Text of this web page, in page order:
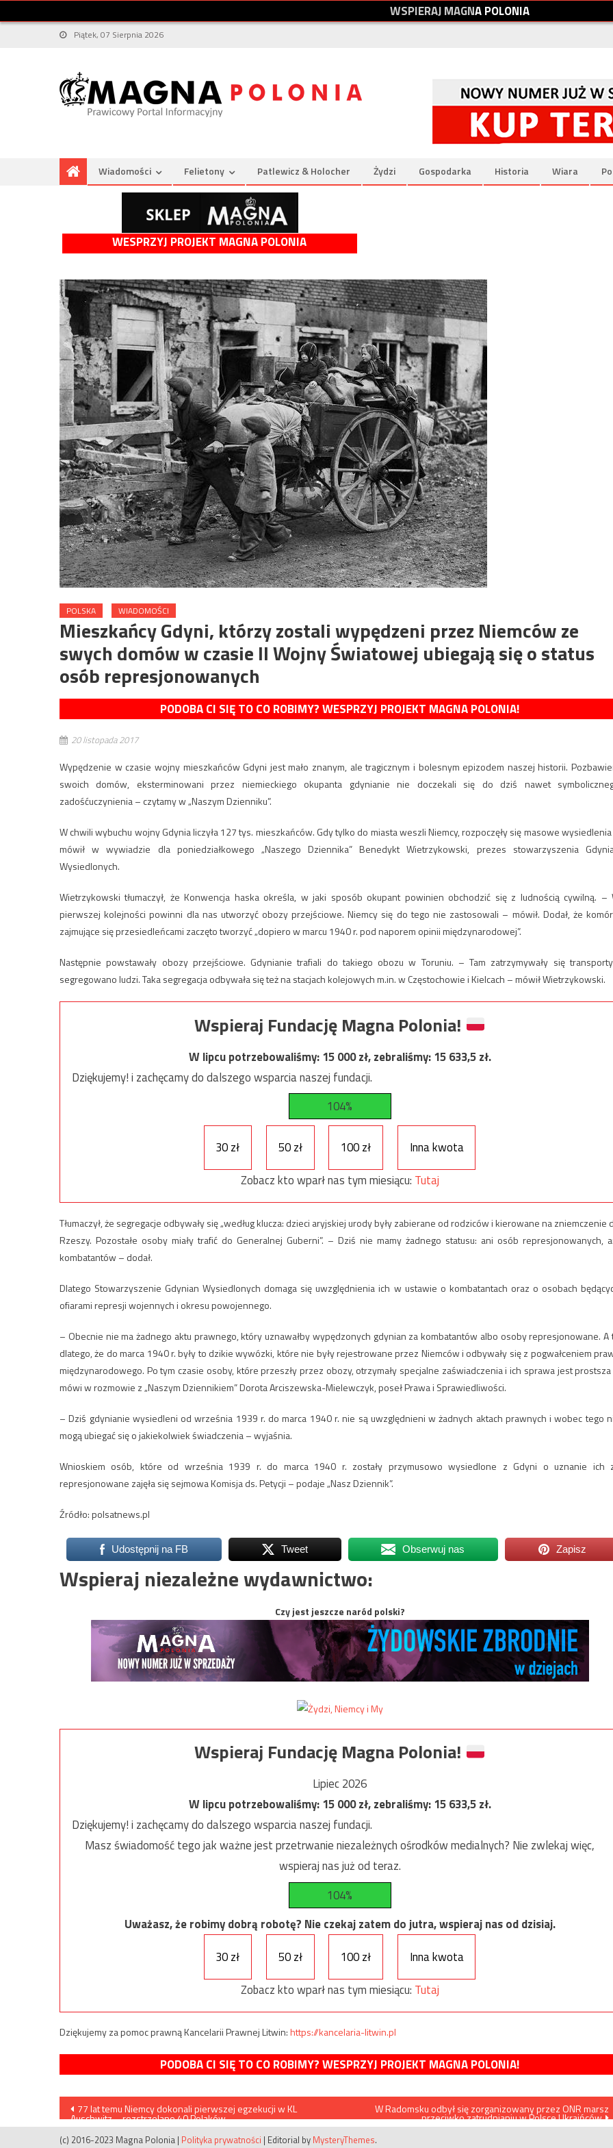
WSPIERAJMAGNAPOLONIA
Piątek, 07 Sierpnia 2026
Wiadomości Felietony Patlewicz & Holocher Żydzi Gospodarka Historia Wiara
WESPRZYJ PROJEKT MAGNA POLONIA
POLSKA WIADOMOŚCI
Mieszkańcy Gdyni, którzy zostali wypędzeni przez Niemców ze
swych domów w czasie II Wojny Światowej ubiegają się o status
osób represjonowanych
PODOBA CI SIĘ TO CO ROBIMY? WESPRZYJ PROJEKT MAGNA POLONIA!
20 listopada 2017
Wypędzenie w czasie wojny mieszkańców Gdyni jest mało znanym, ale tragicznym i bolesnym epizodem naszej historii.
swoich domów, eksterminowani przez niemieckiego okupanta gdynianie nie doczekali się do dziś nawet
zadośćuczynienia – czytamy w „Naszym Dzienniku”.
W chwili wybuchu wojny Gdynia liczyła 127 tys. mieszkańców. Gdy tylko do miasta weszli Niemcy, rozpoczęły się masowe
mówił w wywiadzie dla poniedziałkowego „Naszego Dziennika” Benedykt Wietrzykowski, prezes stowarzyszenia
Wysiedlonych.
Wietrzykowski tłumaczył, że Konwencja haska określa, w jaki sposób okupant powinien obchodzić się z ludnością cywilną. –
pierwszej kolejności powinni dla nas utworzyć obozy przejściowe. Niemcy się do tego nie zastosowali – mówił. Dodał, że
zajmujące się przesiedleńcami zaczęto tworzyć „dopiero w marcu 1940 r. pod naporem opinii międzynarodowej”.
Następnie powstawały obozy przejściowe. Gdynianie trafiali do takiego obozu w Toruniu. – Tam zatrzymywały się
segregowano ludzi. Taka segregacja odbywała się też na stacjach kolejowych m.in. w Częstochowie i Kielcach – mówił Wietrzykowski.
Wspieraj Fundację Magna Polonia!
W lipcu potrzebowaliśmy:15 000zł, zebraliśmy:15 633,5zł.
Dziękujemy! i zachęcamy do dalszego wsparcia naszej fundacji.
104%
30 zł 50 zł 100 zł
Inna kwota
Zobacz kto wparł nas tym miesiącu: Tutaj
Tłumaczył, że segregacje odbywały się „według klucza: dzieci aryjskiej urody były zabierane od rodziców i kierowane na zniemczenie
Rzeszy. Pozostałe osoby miały trafić do Generalnej Guberni”. – Dziś nie mamy żadnego statusu: ani osób represjonowanych,
kombatantów – dodał.
Dlatego Stowarzyszenie Gdynian Wysiedlonych domaga się uwzględnienia ich w ustawie o kombatantach oraz o osobach
ofiarami represji wojennych i okresu powojennego.
– Obecnie nie ma żadnego aktu prawnego, który uznawałby wypędzonych gdynian za kombatantów albo osoby represjonowane. A
dlatego, że do marca 1940 r. były to dzikie wywózki, które nie były rejestrowane przez Niemców i odbywały się z pogwałceniem
międzynarodowego. Po tym czasie osoby, które przeszły przez obozy, otrzymały specjalne zaświadczenia i ich sprawa jest
mówi w rozmowie z „Naszym Dziennikiem” Dorota Arciszewska-Mielewczyk, poseł Prawa i Sprawiedliwości.
– Dziś gdynianie wysiedleni od września 1939 r. do marca 1940 r. nie są uwzględnieni w żadnych aktach prawnych i wobec tego
mogą ubiegać się o jakiekolwiek świadczenia – wyjaśnia.
Wnioskiem osób, które od września 1939 r. do marca 1940 r. zostały przymusowo wysiedlone z Gdyni o uznanie ich
represjonowane zajęła się sejmowa Komisja ds. Petycji – podaje „Nasz Dziennik”.
Źródło: polsatnews.pl
Udostępnij na FB Tweet Obserwuj nas Zapisz
Wspieraj niezależne wydawnictwo:
Czy jest jeszcze naród polski?
Wspieraj Fundację Magna Polonia!
Lipiec 2026
W lipcu potrzebowaliśmy:15 000zł, zebraliśmy:15 633,5zł.
Dziękujemy! i zachęcamy do dalszego wsparcia naszej fundacji.
Masz świadomość tego jak ważne jest przetrwanie niezależnych ośrodków medialnych? Nie zwlekaj więc,
wspieraj nas już od teraz.
104%
Uważasz, że robimy dobrą robotę? Nie czekaj zatem do jutra, wspieraj nas od dzisiaj.
30 zł
50 zł 100 zł
Inna kwota
Zobacz kto wparł nas tym miesiącu: Tutaj
Dziękujemy za pomoc prawną Kancelarii Prawnej Litwin:https://kancelaria-litwin.pl
PODOBA CI SIĘ TO CO ROBIMY? WESPRZYJ PROJEKT MAGNA POLONIA!
Nawigacja
wpisu
77 lat temu Niemcy dokonali pierwszej egzekucji w KL
Auschwitz – rozstrzelano 40 Polaków
W Radomsku odbył się zorganizowany przez ONR marsz
przeciwko zatrudnianiu w Polsce Ukraińców
(c) 2016-2023 Magna Polonia | Polityka prywatności | Editorial by MysteryThemes.